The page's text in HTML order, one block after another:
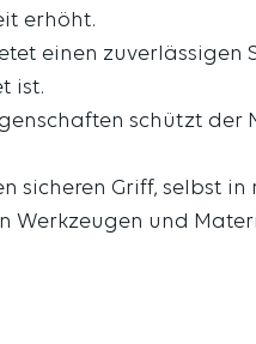
erhöht.
einen
ist.
schützt
sicheren Griff, selbst
Werkzeugen und